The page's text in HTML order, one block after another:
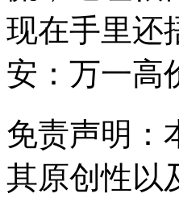
现在手里还
安：万一高
免责声明：
其原创性以